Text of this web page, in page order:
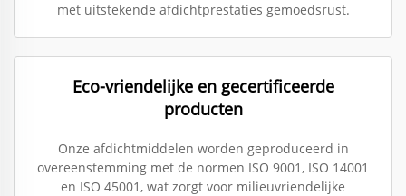
met uitstekende afdichtprestaties gemoedsrust.
Eco-vriendelijke en gecertificeerde
producten
Onze afdichtmiddelen worden geproduceerd in
overeenstemming met de normen ISO 9001, ISO 14001
en ISO 45001, wat zorgt voor milieuvriendelijke